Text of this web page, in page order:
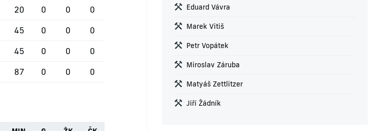
20 0 0 0
45 0 0 0
45 0 0 0
87 0 0 0
Eduard Vávra
Marek Vitiš
Petr Vopátek
Miroslav Záruba
Matyáš Zettlitzer
Jiří Žádník